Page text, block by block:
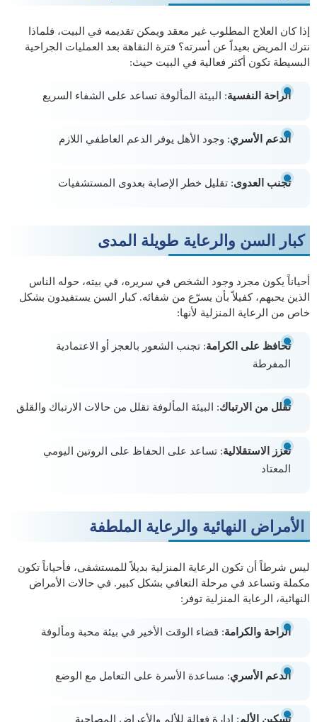
إذا كان العلاج المطلوب غير معقد ويمكن تقديمه في البيت، فلماذا
نترك المريض بعيداً عن أسرته؟ فترة النقاهة بعد العمليات الجراحية
البسيطة تكون أكثر فعالية في البيت حيث:
الراحة النفسية: البيئة المألوفة تساعد على الشفاء السريع
الدعم الأسري: وجود الأهل يوفر الدعم العاطفي اللازم
تجنب العدوى: تقليل خطر الإصابة بعدوى المستشفيات
كبار السن والرعاية طويلة المدى
أحياناً يكون مجرد وجود الشخص في سريره، في بيته، حوله الناس
الذين يحبهم، كفيلاً بأن يسرّع من شفائه. كبار السن يستفيدون بشكل
خاص من الرعاية المنزلية لأنها:
تحافظ على الكرامة: تجنب الشعور بالعجز أو الاعتمادية
المفرطة
تقلل من الارتباك: البيئة المألوفة تقلل من حالات الارتباك والقلق
تعزز الاستقلالية: تساعد على الحفاظ على الروتين اليومي
المعتاد
الأمراض النهائية والرعاية الملطفة
ليس شرطاً أن تكون الرعاية المنزلية بديلاً للمستشفى، فأحياناً تكون
مكملة وتساعد في مرحلة التعافي بشكل كبير. في حالات الأمراض
النهائية، الرعاية المنزلية توفر:
الراحة والكرامة: قضاء الوقت الأخير في بيئة محبة ومألوفة
الدعم الأسري: مساعدة الأسرة على التعامل مع الوضع
تسكين الألم: إدارة فعالة للألم والأعراض المصاحبة